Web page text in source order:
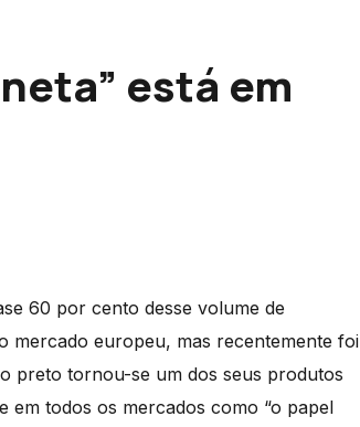
está em
60 por cento desse volume de
mercado europeu, mas recentemente foi
preto tornou-se um dos seus produtos
em todos os mercados como “o papel